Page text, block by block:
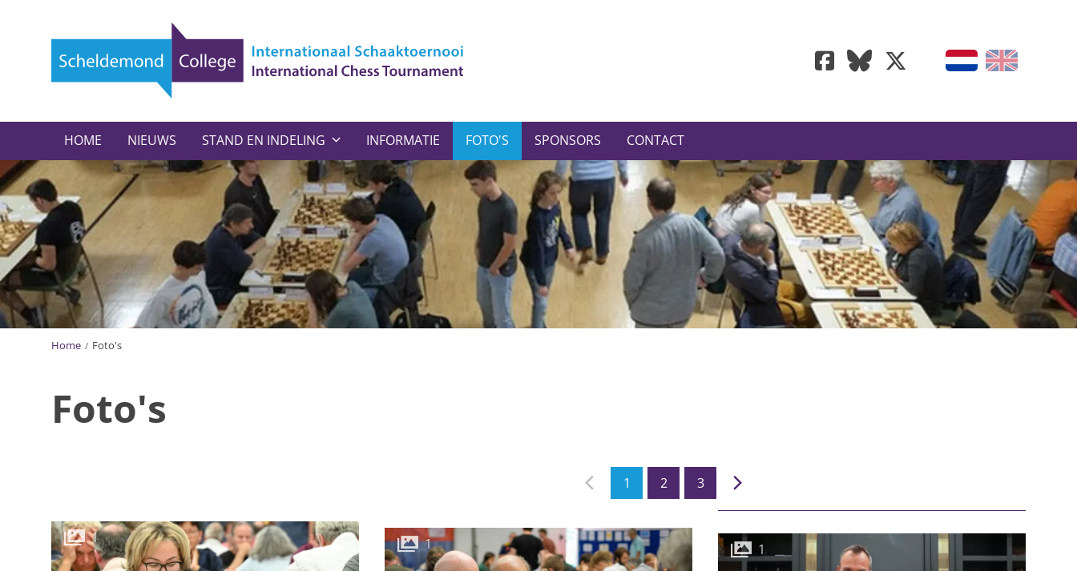
HOME NIEUWS STAND EN INDELING INFORMATIE FOTO'S SPONSORS CONTACT
Home Foto's
Foto's
1 2 3
1 1 1